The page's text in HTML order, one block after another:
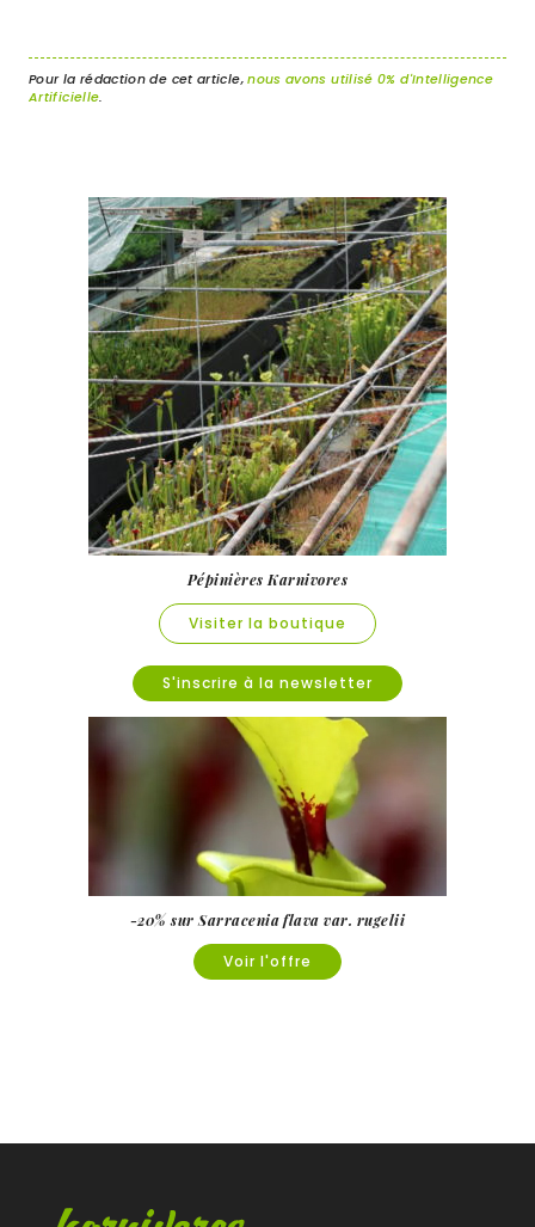
Pour la rédaction de cet article,nous avons utilisé 0% d'Intelligence
Artificielle.
Pépinières Karnivores
Visiter la boutique
S'inscrire à la newsletter
-20% sur Sarracenia flava var. rugelii
Voir l'offre